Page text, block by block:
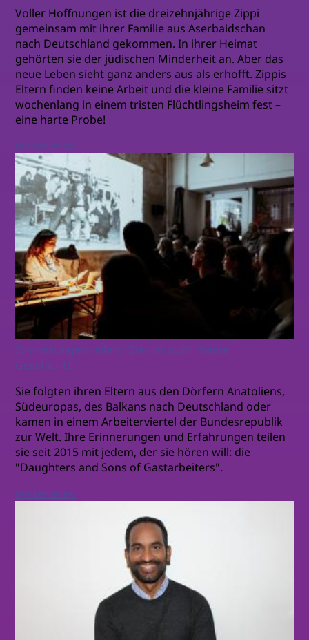
Voller Hoffnungen ist die dreizehnjährige Zippi
gemeinsam mit ihrer Familie aus Aserbaidschan
nach Deutschland gekommen. In ihrer Heimat
gehörten sie der jüdischen Minderheit an. Aber das
neue Leben sieht ganz anders aus als erhofft. Zippis
Eltern finden keine Arbeit und die kleine Familie sitzt
wochenlang in einem tristen Flüchtlingsheim fest –
eine harte Probe!
weiterlesen
Erinnerungen teilen: "Das ist auch meine
Geschichte"
Sie folgten ihren Eltern aus den Dörfern Anatoliens,
Südeuropas, des Balkans nach Deutschland oder
kamen in einem Arbeiterviertel der Bundesrepublik
zur Welt. Ihre Erinnerungen und Erfahrungen teilen
sie seit 2015 mit jedem, der sie hören will: die
"Daughters and Sons of Gastarbeiters".
weiterlesen